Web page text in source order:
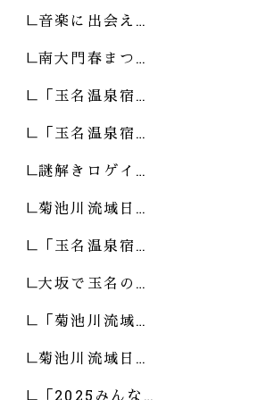
音楽に出会え…
南大門春まつ…
「玉名温泉宿…
「玉名温泉宿…
謎解きロゲイ…
菊池川流域日…
「玉名温泉宿…
大坂で玉名の…
「菊池川流域…
菊池川流域日…
「2025みんな…